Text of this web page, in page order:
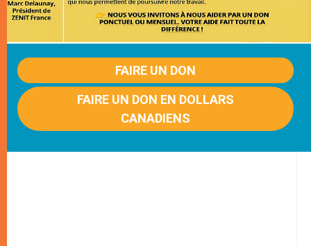
FAIRE UN DON
FAIRE UN DON EN DOLLARS
CANADIENS